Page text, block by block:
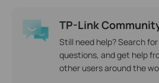
TP-Link
Still need help? Search
questions, and get help
other users around the